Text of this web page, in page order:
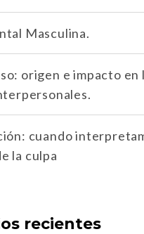
Masculina.
origen e impacto en
cuando
la culpa
recientes